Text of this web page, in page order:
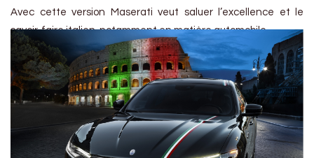
Avec cette version Maserati veut saluer l’excellence et le
savoir-faire italien, notamment en matière automobile.